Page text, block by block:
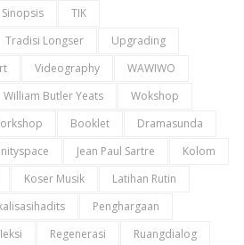
Sinopsis
TIK
Tradisi Longser
Upgrading
Videography
WAWIWO
William Butler Yeats
Wokshop
Booklet
Dramasunda
Jean Paul Sartre
Kolom
Koser Musik
Latihan Rutin
Penghargaan
Regenerasi
Ruangdialog